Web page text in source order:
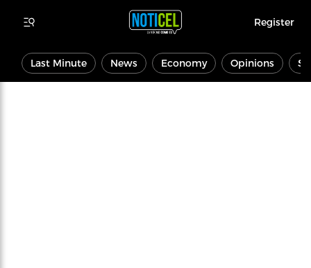
Register
Last Minute News Economy Opinions